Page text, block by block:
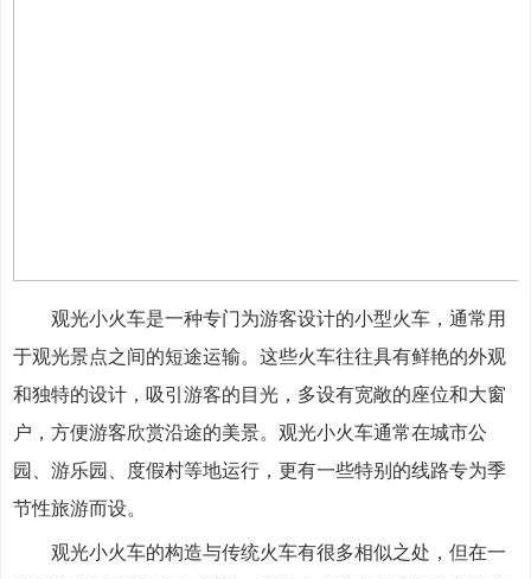
观光小火车是一种专门为游客设计的小型火车，通常用
于观光景点之间的短途运输。这些火车往往具有鲜艳的外观
和独特的设计，吸引游客的目光，多设有宽敞的座位和大窗
户，方便游客欣赏沿途的美景。观光小火车通常在城市公
园、游乐园、度假村等地运行，更有一些特别的线路专为季
节性旅游而设。
观光小火车的构造与传统火车有很多相似之处，但在一